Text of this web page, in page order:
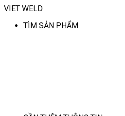
VIET WELD
TÌM SẢN PHẨM